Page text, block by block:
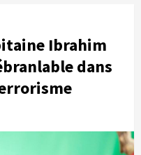
Ibrahim
dans